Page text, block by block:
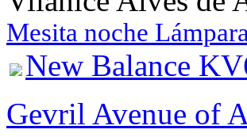
Mesita noche
New Balance
Gevril Avenue of